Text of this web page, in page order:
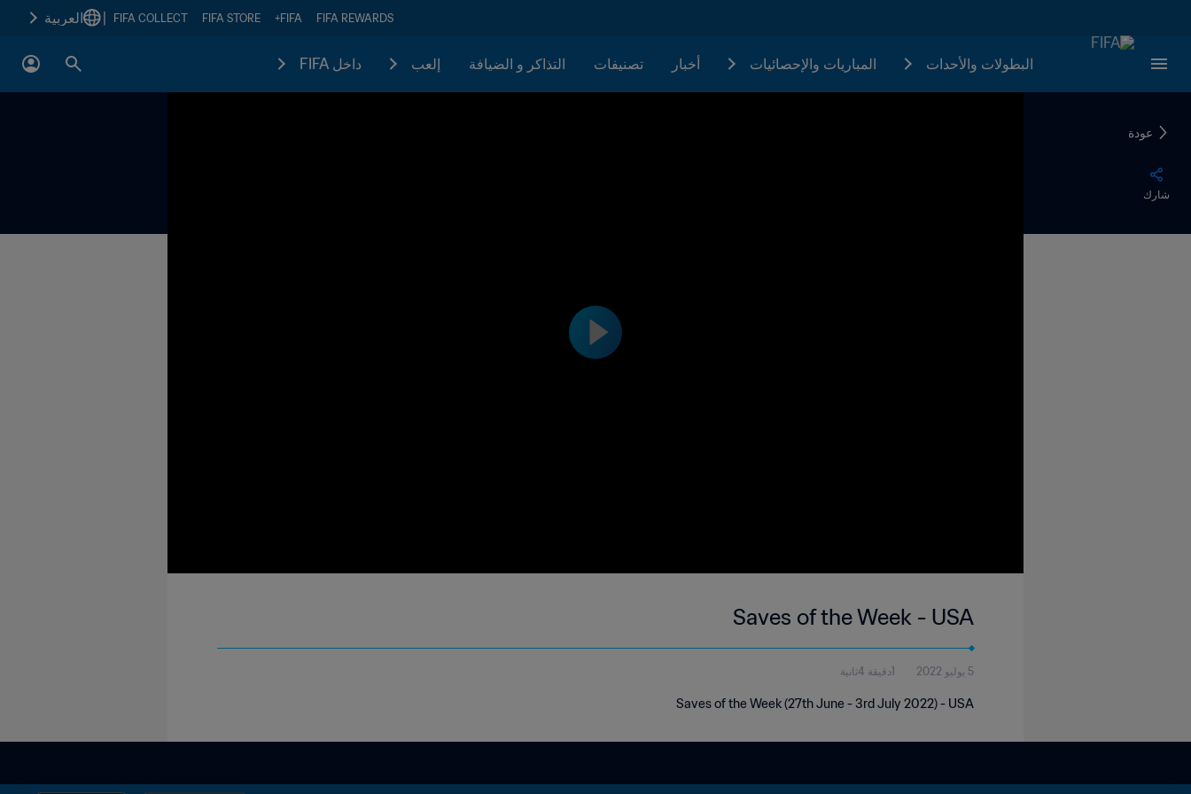
FIFA REWARDS
FIFA+
FIFA STORE
FIFA COLLECT العربية
البطولات والأحدات المباريات والإحصائيات أخبار تصنيفات التذاكر و الضيافة إلعب داخل FIFA
عودة
شارك
Saves of the Week - USA
5 يوليو 2022 1دقيقة 4ثانية
Saves of the Week (27th June - 3rd July 2022) - USA